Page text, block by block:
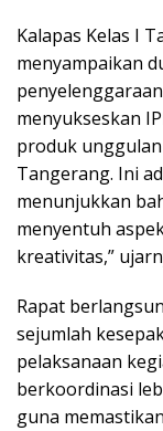
Kalapas Kelas I
menyampaikan
penyelenggaraan
menyukseskan
produk
Tangerang. Ini
menunjukkan
menyentuh
kreativitas,”
Rapat
sejumlah
pelaksanaan
berkoordinasi
guna